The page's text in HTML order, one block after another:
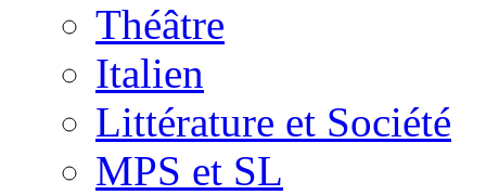
Théâtre
Italien
Littérature et Société
MPS et SL